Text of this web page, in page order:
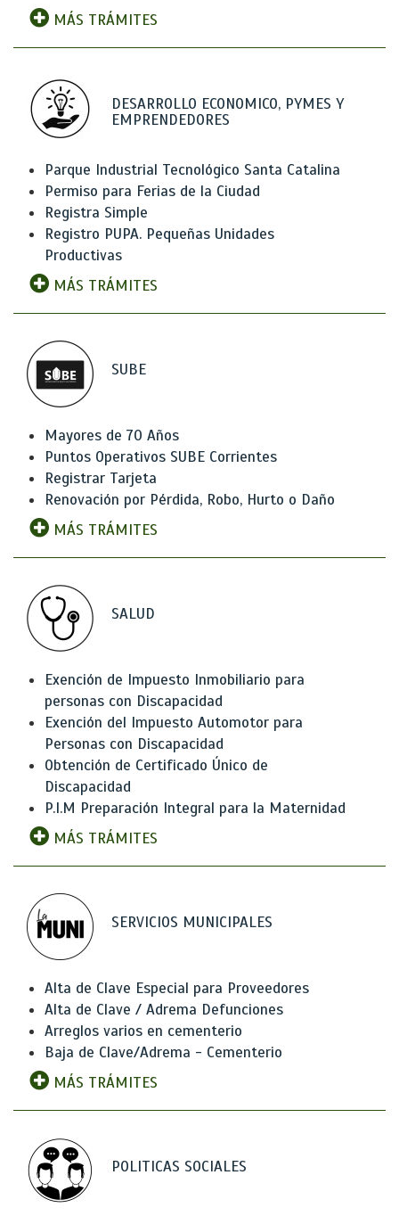
MÁS TRÁMITES
DESARROLLO ECONOMICO, PYMES Y
EMPRENDEDORES
Parque Industrial Tecnológico Santa Catalina
Permiso para Ferias de la Ciudad
Registra Simple
Registro PUPA. Pequeñas Unidades
Productivas
MÁS TRÁMITES
SUBE
Mayores de 70 Años
Puntos Operativos SUBE Corrientes
Registrar Tarjeta
Renovación por Pérdida, Robo, Hurto o Daño
MÁS TRÁMITES
SALUD
Exención de Impuesto Inmobiliario para
personas con Discapacidad
Exención del Impuesto Automotor para
Personas con Discapacidad
Obtención de Certificado Único de
Discapacidad
P.I.M Preparación Integral para la Maternidad
MÁS TRÁMITES
SERVICIOS MUNICIPALES
Alta de Clave Especial para Proveedores
Alta de Clave / Adrema Defunciones
Arreglos varios en cementerio
Baja de Clave/Adrema - Cementerio
MÁS TRÁMITES
POLITICAS SOCIALES